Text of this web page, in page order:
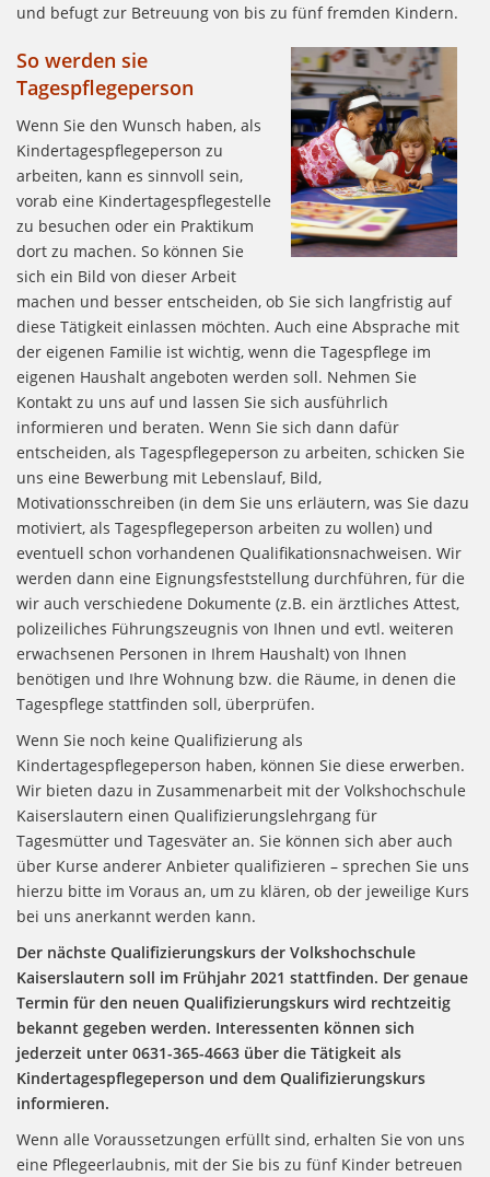
und befugt zur Betreuung von bis zu fünf fremden Kindern.
So werden sie
Tagespflegeperson
Wenn Sie den Wunsch haben, als
Kindertagespflegeperson zu
arbeiten, kann es sinnvoll sein,
vorab eine Kindertagespflegestelle
zu besuchen oder ein Praktikum
dort zu machen. So können Sie
sich ein Bild von dieser Arbeit
machen und besser entscheiden, ob Sie sich langfristig auf
diese Tätigkeit einlassen möchten. Auch eine Absprache mit
der eigenen Familie ist wichtig, wenn die Tagespflege im
eigenen Haushalt angeboten werden soll. Nehmen Sie
Kontakt zu uns auf und lassen Sie sich ausführlich
informieren und beraten. Wenn Sie sich dann dafür
entscheiden, als Tagespflegeperson zu arbeiten, schicken Sie
uns eine Bewerbung mit Lebenslauf, Bild,
Motivationsschreiben (in dem Sie uns erläutern, was Sie dazu
motiviert, als Tagespflegeperson arbeiten zu wollen) und
eventuell schon vorhandenen Qualifikationsnachweisen. Wir
werden dann eine Eignungsfeststellung durchführen, für die
wir auch verschiedene Dokumente (z.B. ein ärztliches Attest,
polizeiliches Führungszeugnis von Ihnen und evtl. weiteren
erwachsenen Personen in Ihrem Haushalt) von Ihnen
benötigen und Ihre Wohnung bzw. die Räume, in denen die
Tagespflege stattfinden soll, überprüfen.
Wenn Sie noch keine Qualifizierung als
Kindertagespflegeperson haben, können Sie diese erwerben.
Wir bieten dazu in Zusammenarbeit mit der Volkshochschule
Kaiserslautern einen Qualifizierungslehrgang für
Tagesmütter und Tagesväter an. Sie können sich aber auch
über Kurse anderer Anbieter qualifizieren – sprechen Sie uns
hierzu bitte im Voraus an, um zu klären, ob der jeweilige Kurs
bei uns anerkannt werden kann.
Der nächste Qualifizierungskurs der Volkshochschule
Kaiserslautern soll im Frühjahr 2021 stattfinden. Der genaue
Termin für den neuen Qualifizierungskurs wird rechtzeitig
bekannt gegeben werden. Interessenten können sich
jederzeit unter 0631-365-4663 über die Tätigkeit als
Kindertagespflegeperson und dem Qualifizierungskurs
informieren.
Wenn alle Voraussetzungen erfüllt sind, erhalten Sie von uns
eine Pflegeerlaubnis, mit der Sie bis zu fünf Kinder betreuen